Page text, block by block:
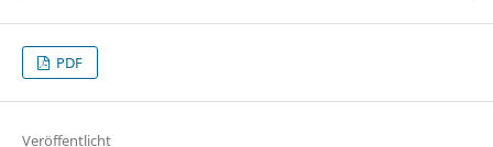
PDF
Veröffentlicht